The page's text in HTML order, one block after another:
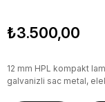
₺3.500,00
12 mm HPL kompakt
galvanizli sac metal,